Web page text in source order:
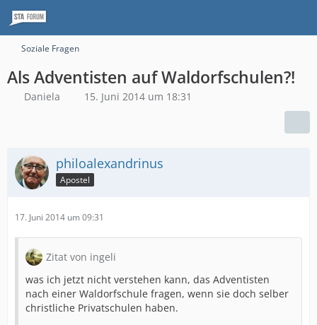
Soziale Fragen
Als Adventisten auf Waldorfschulen?!
Daniela 15. Juni 2014 um 18:31
philoalexandrinus
Apostel
17. Juni 2014 um 09:31
Zitat von ingeli
was ich jetzt nicht verstehen kann, das Adventisten
nach einer Waldorfschule fragen, wenn sie doch selber
christliche Privatschulen haben.